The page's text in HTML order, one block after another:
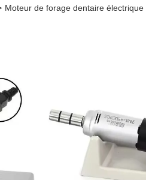
Moteur de forage dentaire